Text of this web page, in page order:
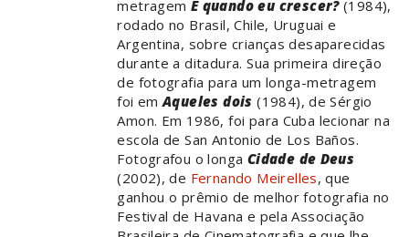
metragem E quando eu crescer?(1984),
rodado no Brasil, Chile, Uruguai e
Argentina, sobre crianças desaparecidas
durante a ditadura. Sua primeira direção
de fotografia para um longa-metragem
foi emAqueles dois (1984), de Sérgio
Amon. Em 1986, foi para Cuba lecionar na
escola de San Antonio de Los Baños.
Fotografou o longa Cidade de Deus
(2002), de Fernando Meirelles, que
ganhou o prêmio de melhor fotografia no
Festival de Havana e pela Associação